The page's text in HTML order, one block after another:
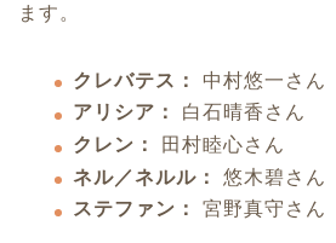
ます。
クレバテス：
中村悠一さん
アリシア：
白石晴香さん
クレン：
田村睦心さん
ネル／ネルル：
悠木碧さん
ステファン：
宮野真守さん